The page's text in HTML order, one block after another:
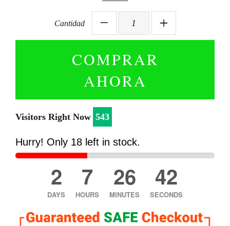
Cantidad
−
Reduce
quantity
by
one
+
Increase
COMPRAR
AHORA
Visitors Right Now 543
Hurry! Only 18 left in stock.
2
DAYS
7
HOURS
26
MINUTES
42
SECONDS